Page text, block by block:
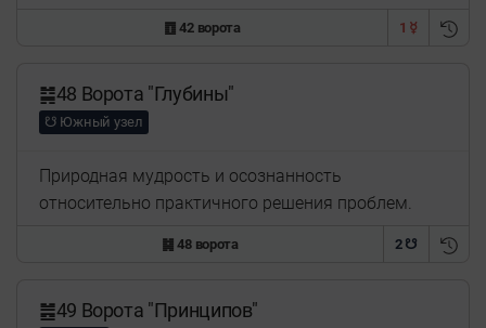
䷩ 42 ворота 1 ☿
䷯48 Ворота "Глубины"
☋ Южный узел
Природная мудрость и осознанность
относительно практичного решения проблем.
䷯ 48 ворота 2 ☋
䷰49 Ворота "Принципов"